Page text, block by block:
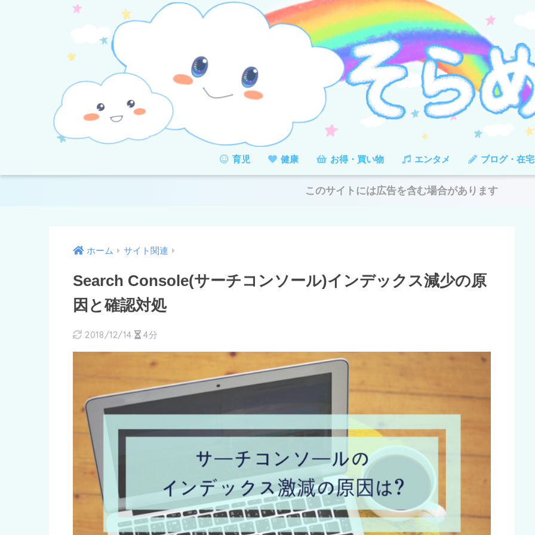
育児 健康 お得・買い物 エンタメ ブログ・在宅
このサイトには広告を含む場合があります
ホーム サイト関連
Search Console(サーチコンソール)インデックス減少の原
因と確認対処
2018/12/14 4分